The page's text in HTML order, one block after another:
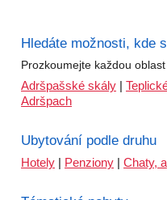
Hledáte možnosti, kde
Prozkoumejte každou
Adršpašské skály |
Adršpach
Ubytování podle druhu
Hotely | Penziony | Chaty,